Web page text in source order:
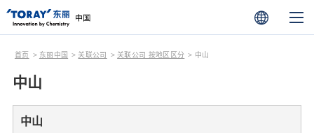
首页 东丽中国 关联公司 关联公司 按地区区分 中山
中山
中山